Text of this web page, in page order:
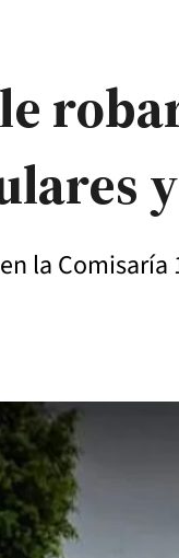
la Comisaría